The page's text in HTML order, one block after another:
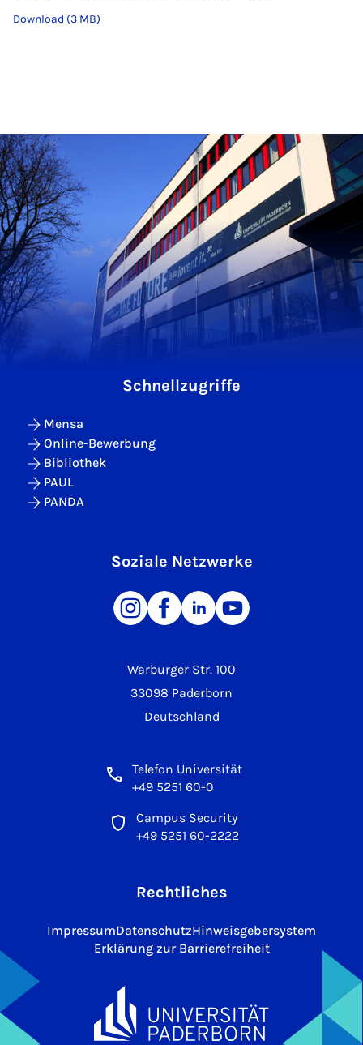
Download (3 MB)
Warburger Str. 100
33098 Paderborn
Deutschland
Telefon Universität
+49 5251 60-0
Campus Security
+49 5251 60-2222
Schnellzugriffe
Mensa
Online-Bewerbung
Bibliothek
PAUL
PANDA
Soziale Netzwerke
Rechtliches
ImpressumDatenschutzHinweisgebersystem
Erklärung zur Barrierefreiheit